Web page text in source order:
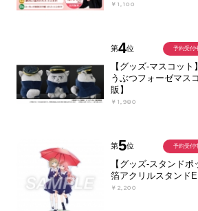
￥1,100
第4位
【グッズ-マスコッ
うぶつフォーゼマス
販】
￥1,980
予約受付
第5位
【グッズ-スタンド
箔アクリルスタンド
￥2,200
予約受付